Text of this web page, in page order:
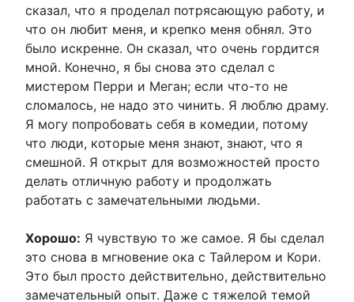
сказал, что я проделал потрясающую работу, и
что он любит меня, и крепко меня обнял. Это
было искренне. Он сказал, что очень гордится
мной. Конечно, я бы снова это сделал с
мистером Перри и Меган; если что-то не
сломалось, не надо это чинить. Я люблю драму.
Я могу попробовать себя в комедии, потому
что люди, которые меня знают, знают, что я
смешной. Я открыт для возможностей просто
делать отличную работу и продолжать
работать с замечательными людьми.
Хорошо: Я чувствую то же самое. Я бы сделал
это снова в мгновение ока с Тайлером и Кори.
Это был просто действительно, действительно
замечательный опыт. Даже с тяжелой темой